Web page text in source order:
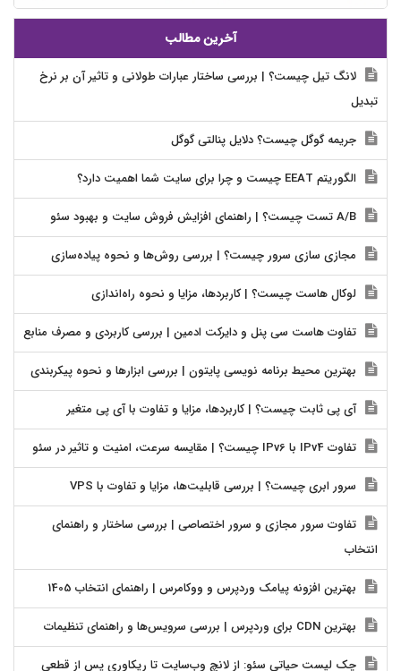
آخرین مطالب
لانگ تیل چیست؟ | بررسی ساختار عبارات طولانی و تاثیر آن بر نرخ
تبدیل
جریمه گوگل چیست؟ دلایل پنالتی گوگل
الگوریتم EEAT چیست و چرا برای سایت شما اهمیت دارد؟
مجازی سازی سرور چیست؟ | بررسی روش‌ها و نحوه پیاده‌سازی
لوکال هاست چیست؟ | کاربردها، مزایا و نحوه راه‌اندازی
تفاوت هاست سی پنل و دایرکت ادمین | بررسی کاربردی و مصرف منابع
بهترین محیط برنامه نویسی پایتون | بررسی ابزارها و نحوه پیکربندی
آی پی ثابت چیست؟ | کاربردها، مزایا و تفاوت با آی پی متغیر
تفاوت IPv4 با IPv6 چیست؟ | مقایسه سرعت، امنیت و تاثیر در سئو
سرور ابری چیست؟ | بررسی قابلیت‌ها، مزایا و تفاوت با VPS
تفاوت سرور مجازی و سرور اختصاصی | بررسی ساختار و راهنمای
انتخاب
بهترین افزونه پیامک وردپرس و ووکامرس | راهنمای انتخاب 1405
بهترین CDN برای وردپرس | بررسی سرویس‌ها و راهنمای تنظیمات
چک لیست حیاتی سئو: از لانچ وب‌سایت تا ریکاوری پس از قطعی